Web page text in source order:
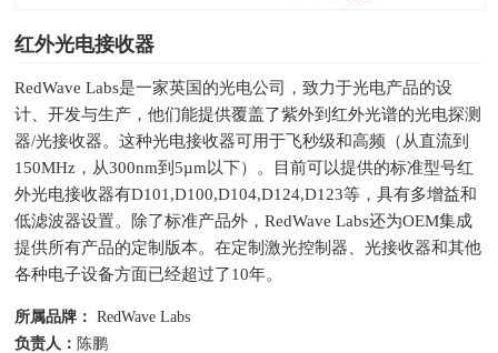
红外光电接收器
RedWave Labs是一家英国的光电公司，致力于光电产品的设
计、开发与生产，他们能提供覆盖了紫外到红外光谱的光电探测
器/光接收器。这种光电接收器可用于飞秒级和高频（从直流到
150MHz，从300nm到5µm以下）。目前可以提供的标准型号红
外光电接收器有D101,D100,D104,D124,D123等，具有多增益和
低滤波器设置。除了标准产品外，RedWave Labs还为OEM集成
提供所有产品的定制版本。在定制激光控制器、光接收器和其他
各种电子设备方面已经超过了10年。
所属品牌： RedWave Labs
负责人： 陈鹏